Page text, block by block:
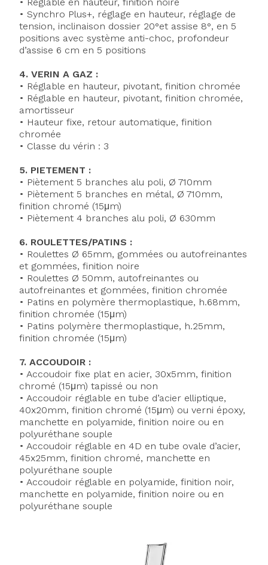
• Synchro Plus+, réglage en hauteur, réglage de
tension, inclinaison dossier 20°et assise 8°, en 5
positions avec système anti-choc, profondeur
d’assise 6 cm en 5 positions
4. VERIN A GAZ :
• Réglable en hauteur, pivotant, finition chromée
• Réglable en hauteur, pivotant, finition chromée,
amortisseur
• Hauteur fixe, retour automatique, finition
chromée
• Classe du vérin : 3
5. PIETEMENT :
• Piètement 5 branches alu poli, Ø 710mm
• Piètement 5 branches en métal, Ø 710mm,
finition chromé (15μm)
• Piètement 4 branches alu poli, Ø 630mm
6. ROULETTES/PATINS :
• Roulettes Ø 65mm, gommées ou autofreinantes
et gommées, finition noire
• Roulettes Ø 50mm, autofreinantes ou
autofreinantes et gommées, finition chromée
• Patins en polymère thermoplastique, h.68mm,
finition chromée (15μm)
• Patins polymère thermoplastique, h.25mm,
finition chromée (15μm)
7. ACCOUDOIR :
• Accoudoir fixe plat en acier, 30x5mm, finition
chromé (15μm) tapissé ou non
• Accoudoir réglable en tube d’acier elliptique,
40x20mm, finition chromé (15μm) ou verni époxy,
manchette en polyamide, finition noire ou en
polyuréthane souple
• Accoudoir réglable en 4D en tube ovale d’acier,
45x25mm, finition chromé, manchette en
polyuréthane souple
• Accoudoir réglable en polyamide, finition noir,
manchette en polyamide, finition noire ou en
polyuréthane souple